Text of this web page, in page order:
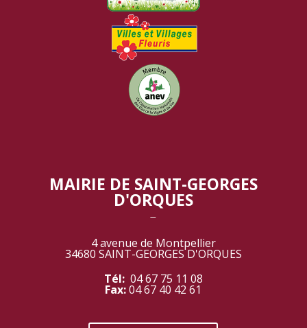
MAIRIE DE SAINT-GEORGES
D'ORQUES
‾
4 avenue de Montpellier
34680 SAINT-GEORGES D'ORQUES
Tél: 04 67 75 11 08
Fax:04 67 40 42 61